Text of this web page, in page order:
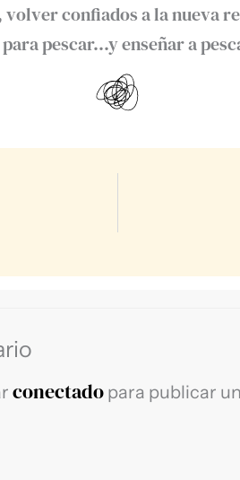
volver confiados a la nueva
pescar…y enseñar a
conectado para publicar